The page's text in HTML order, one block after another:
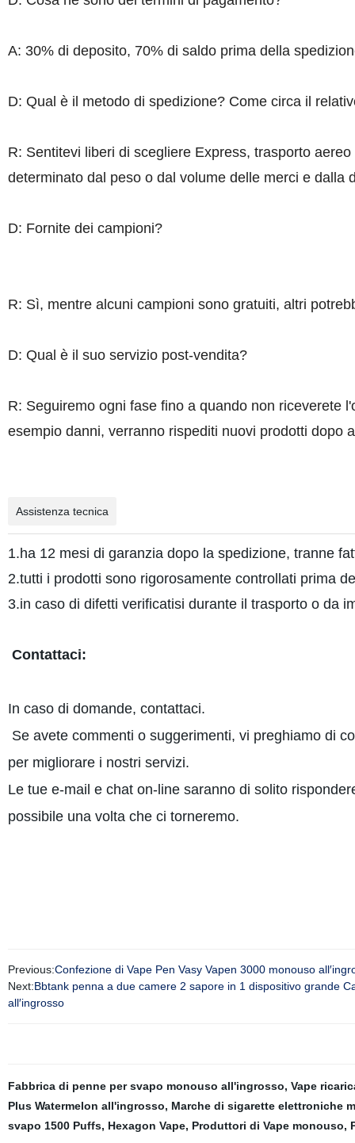
A: 30% di deposito, 70% di saldo prima della
D: Qual è il metodo di spedizione? Come circa il
R: Sentitevi liberi di scegliere Express, trasporto
determinato dal peso o dal volume delle merci e dalla
D: Fornite dei campioni?
R: Sì, mentre alcuni campioni sono gratuiti, altri
D: Qual è il suo servizio post-vendita?
R: Seguiremo ogni fase fino a quando non riceverete
esempio danni, verranno rispediti nuovi prodotti dopo
Assistenza tecnica
1.ha 12 mesi di garanzia dopo la spedizione, tranne
2.tutti i prodotti sono rigorosamente controllati prima
3.in caso di difetti verificatisi durante il trasporto o da
Contattaci:
In caso di domande, contattaci.
Se avete commenti o suggerimenti, vi preghiamo di
per migliorare i nostri servizi.
Le tue e-mail e chat on-line saranno di solito
possibile una volta che ci torneremo.
Previous:Confezione di Vape Pen Vasy Vapen 3000 monouso
Next:Bbtank penna a due camere 2 sapore in 1 dispositivo grande
all′ingrosso
Fabbrica di penne per svapo monouso all'ingrosso, Vape
Plus Watermelon all'ingrosso, Marche di sigarette elettroniche
svapo 1500 Puffs, Hexagon Vape, Produttori di Vape monouso,